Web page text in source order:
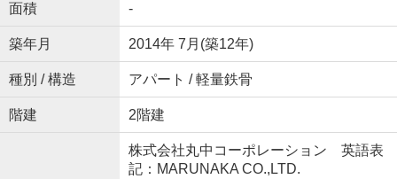
面積 -
築年月 2014年 7月(築12年)
種別 / 構造 アパート / 軽量鉄骨
階建 2階建
株式会社丸中コーポレーション 英語表
記：MARUNAKA CO.,LTD.